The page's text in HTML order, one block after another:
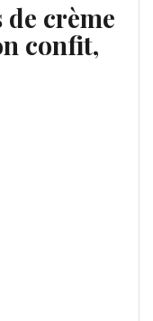
crème
confit,